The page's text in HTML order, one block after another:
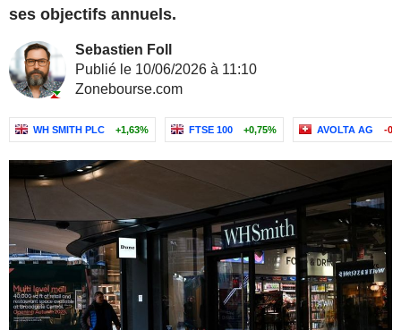
ses objectifs annuels.
Sebastien Foll
Publié le 10/06/2026 à 11:10
Zonebourse.com
WH SMITH PLC +1,63% FTSE 100 +0,75% AVOLTA AG -